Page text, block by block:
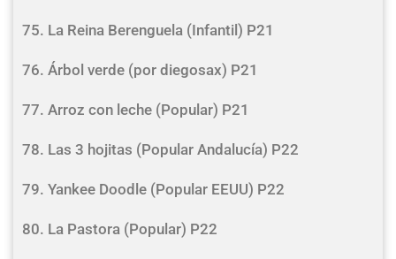
75. La Reina Berenguela (Infantil) P21
76. Árbol verde (por diegosax) P21
77. Arroz con leche (Popular) P21
78. Las 3 hojitas (Popular Andalucía) P22
79. Yankee Doodle (Popular EEUU) P22
80. La Pastora (Popular) P22